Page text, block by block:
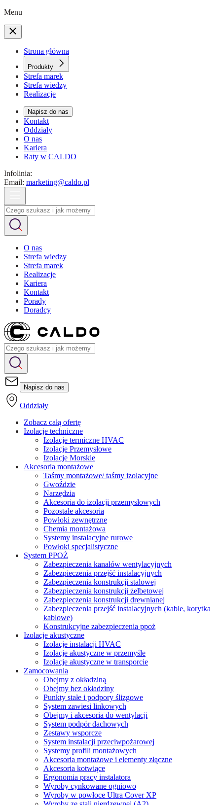
Menu
Strona główna
Produkty
Strefa marek
Strefa wiedzy
Realizacje
Napisz do nas
Kontakt
Oddziały
O nas
Kariera
Raty w CALDO
Infolinia:
Email: marketing@caldo.pl
O nas
Strefa wiedzy
Strefa marek
Realizacje
Kariera
Kontakt
Porady
Doradcy
Napisz do nas
Oddziały
Zobacz całą ofertę
Izolacje techniczne
Izolacje termiczne HVAC
Izolacje Przemysłowe
Izolacje Morskie
Akcesoria montażowe
Taśmy montażowe/ taśmy izolacyjne
Gwoździe
Narzędzia
Akcesoria do izolacji przemysłowych
Pozostałe akcesoria
Powłoki zewnętrzne
Chemia montażowa
Systemy instalacyjne rurowe
Powłoki specjalistyczne
System PPOŻ
Zabezpieczenia kanałów wentylacyjnych
Zabezpieczenia przejść instalacyjnych
Zabezpieczenia konstrukcji stalowej
Zabezpieczenia konstrukcji żelbetowej
Zabezpieczenia konstrukcji drewnianej
Zabezpieczenia przejść instalacyjnych (kable, korytka
kablowe)
Konstrukcyjne zabezpieczenia ppoż
Izolacje akustyczne
Izolacje instalacji HVAC
Izolacje akustyczne w przemyśle
Izolacje akustyczne w transporcie
Zamocowania
Obejmy z okładziną
Obejmy bez okładziny
Punkty stałe i podpory ślizgowe
System zawiesi linkowych
Obejmy i akcesoria do wentylacji
System podpór dachowych
Zestawy wsporcze
System instalacji przeciwpożarowej
Systemy profili montażowych
Akcesoria montażowe i elementy złączne
Akcesoria kotwiące
Ergonomia pracy instalatora
Wyroby cynkowane ogniowo
Wyroby w powłoce Ultra Cover XP